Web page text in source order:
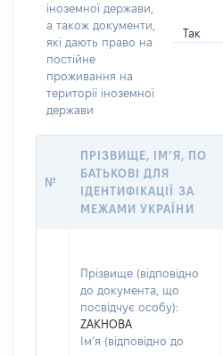
іноземної держави,
а також документи,
які дають право на
постійне
проживання на
території іноземної
держави
Так
№
ПРІЗВИЩЕ, ІМ’Я, ПО
БАТЬКОВІ ДЛЯ
ІДЕНТИФІКАЦІЇ ЗА
МЕЖАМИ УКРАЇНИ
Прізвище (відповідно
до документа, що
посвідчує особу):
ZAKHOBA
Ім’я (відповідно до